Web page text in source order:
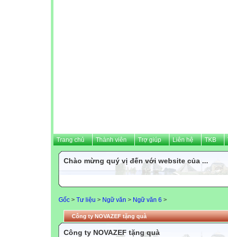
Trang chủ Thành viên Trợ giúp Liên hệ TKB
Chào mừng quý vị đến với website của ...
Gốc > Tư liệu > Ngữ văn > Ngữ văn 6 >
Công ty NOVAZEF tặng quà
Công ty NOVAZEF tặng quà